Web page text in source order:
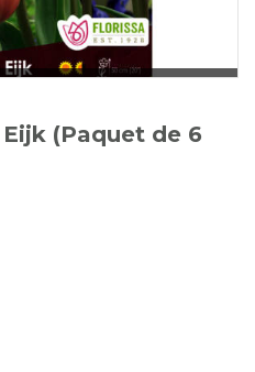
la clientèle
joindre(Paquet de 6